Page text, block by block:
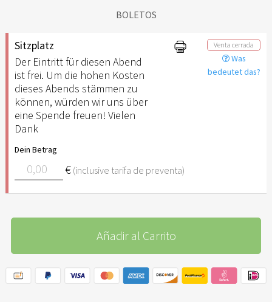
BOLETOS
Sitzplatz
Der Eintritt für diesen Abend
ist frei. Um die hohen Kosten
dieses Abends stämmen zu
können, würden wir uns über
eine Spende freuen! Vielen
Dank
Dein Betrag
€ (inclusive tarifa de preventa)
Venta cerrada
Was
bedeutet das?
Añadir al Carrito